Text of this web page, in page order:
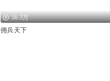
56.3万
佣兵天下